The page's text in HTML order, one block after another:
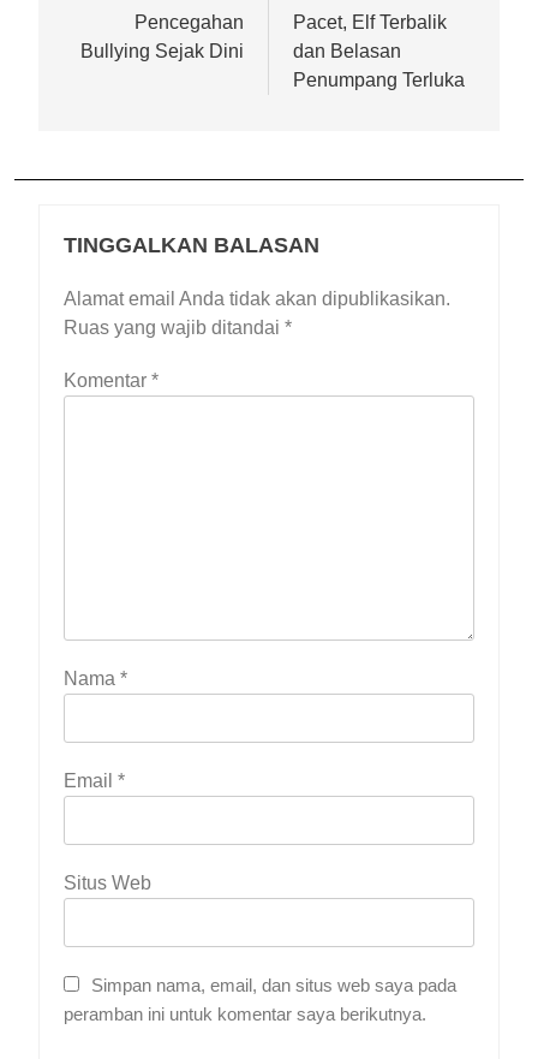
Pencegahan
Bullying Sejak Dini
Pacet, Elf Terbalik
dan Belasan
Penumpang Terluka
TINGGALKAN BALASAN
Alamat email Anda tidak akan dipublikasikan.
Ruas yang wajib ditandai *
Komentar *
Nama *
Email *
Situs Web
Simpan nama, email, dan situs web saya pada
peramban ini untuk komentar saya berikutnya.